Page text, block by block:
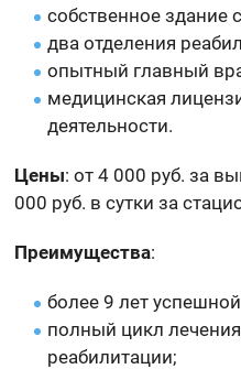
собственное
два отделения
опытный главный
медицинская
деятельности.
Цены: от 4 000 руб. за
000 руб. в сутки за
Преимущества:
более 9 лет
полный цикл
реабилитации;